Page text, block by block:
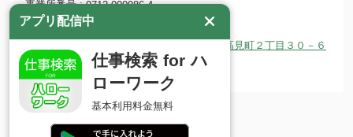
事業所番号
0712-000986-4
事業所名
株式会社 フローラ
〒975-0033 福島県南相馬市原町区高見町２丁目３０－６
ホームページ
http://www.flora-g.co.jp/
アプリ配信中
仕事検索 for ハ
ローワーク
基本利用料金無料